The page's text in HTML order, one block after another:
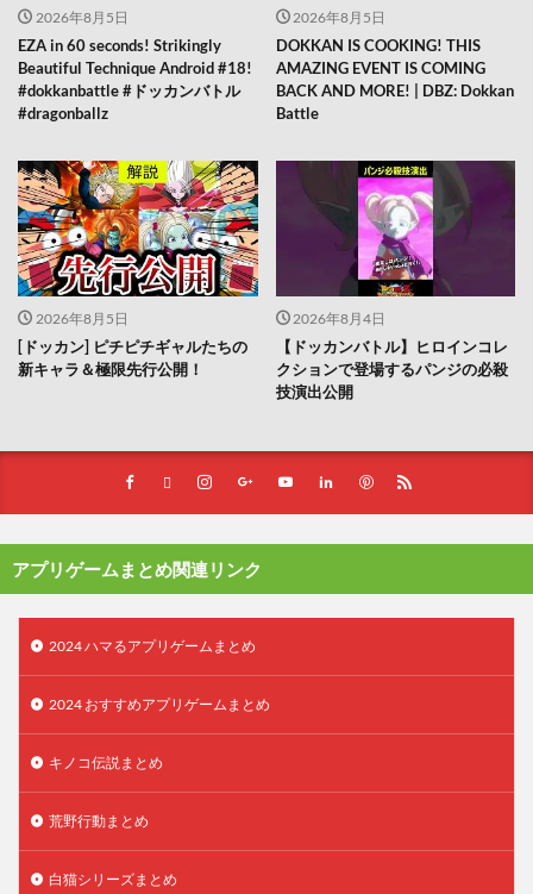
2026年8月5日
EZA in 60 seconds! Strikingly
Beautiful Technique Android #18!
#dokkanbattle #ドッカンバトル
#dragonballz
2026年8月5日
DOKKAN IS COOKING! THIS
AMAZING EVENT IS COMING
BACK AND MORE! | DBZ: Dokkan
Battle
2026年8月5日
[ドッカン] ピチピチギャルたちの
新キャラ＆極限先行公開！
2026年8月4日
【ドッカンバトル】ヒロインコレ
クションで登場するパンジの必殺
技演出公開
アプリゲームまとめ関連リンク
2024 ハマるアプリゲームまとめ
2024 おすすめアプリゲームまとめ
キノコ伝説まとめ
荒野行動まとめ
白猫シリーズまとめ